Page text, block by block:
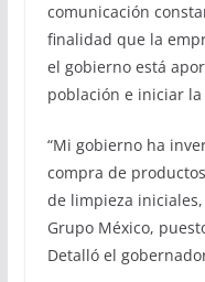
comunicación
finalidad que la
el gobierno está
población e iniciar
“Mi gobierno ha
compra de
de limpieza
Grupo México,
Detalló el